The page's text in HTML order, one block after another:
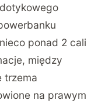
ponad 2 cali
między
trzema
na prawym